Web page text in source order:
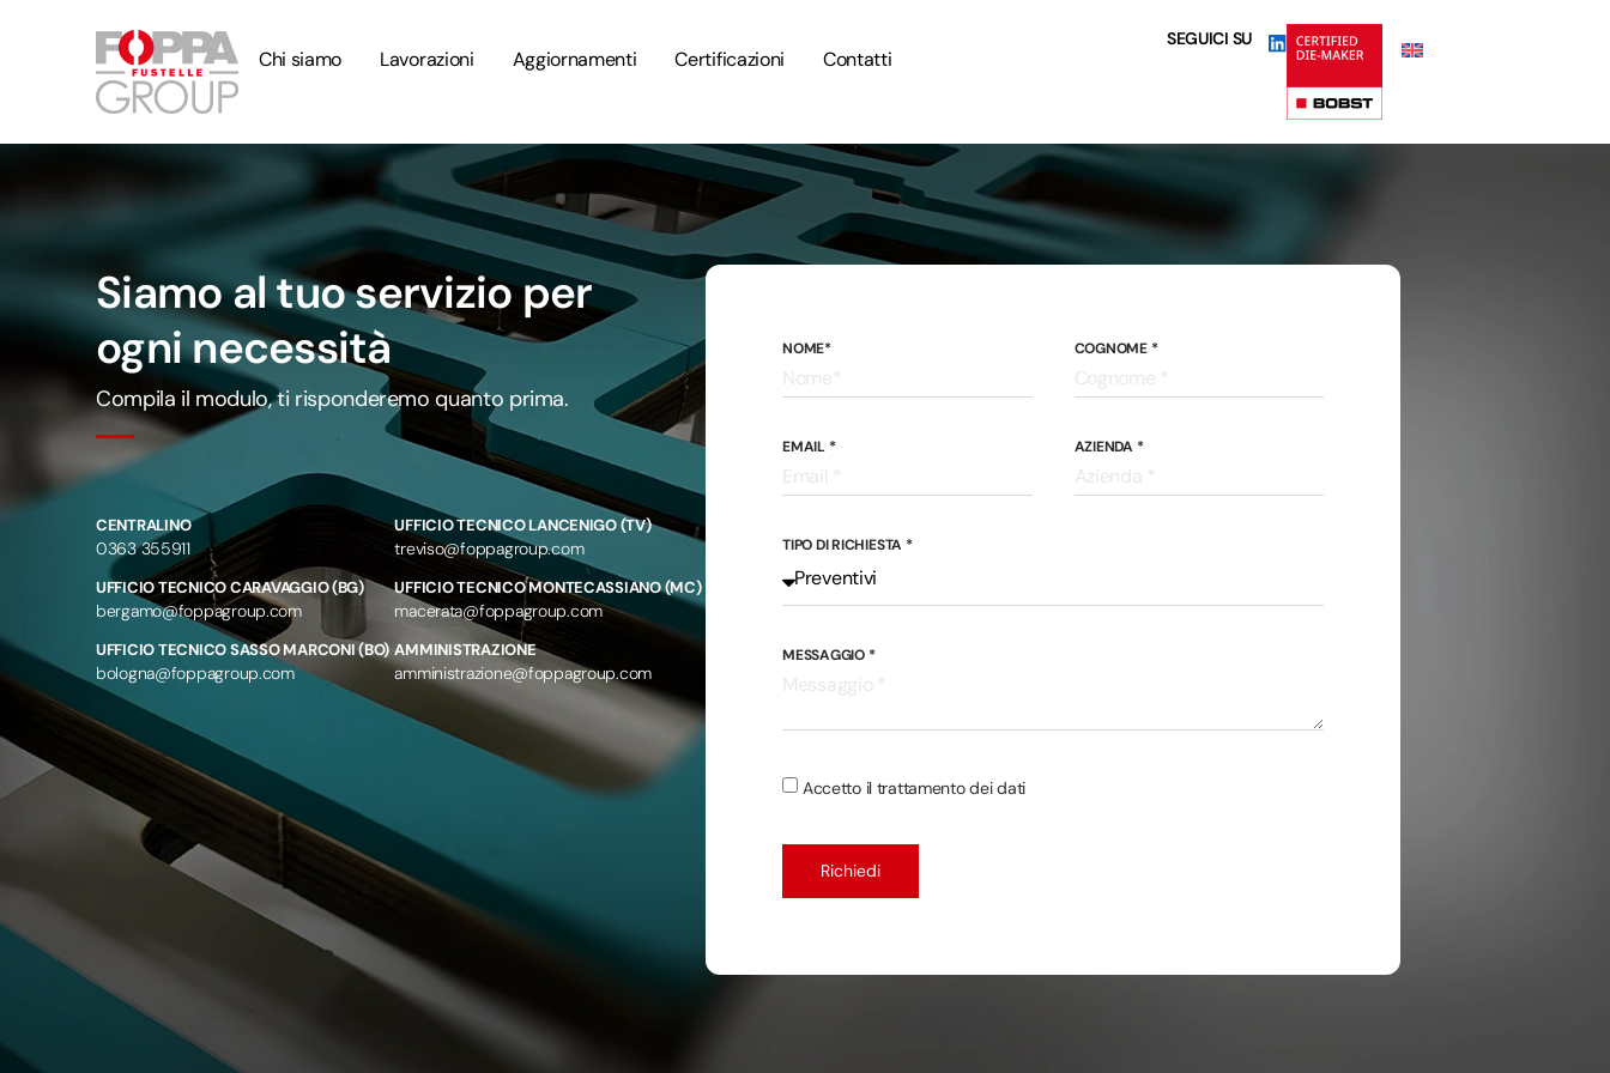
Chi siamo Lavorazioni Aggiornamenti Certificazioni Contatti
SEGUICI SU
Siamo al tuo servizio per
ogni necessità
Compila il modulo, ti risponderemo quanto prima.
CENTRALINO
0363 355911
UFFICIO TECNICO CARAVAGGIO (BG)
bergamo@foppagroup.com
UFFICIO TECNICO SASSO MARCONI (BO)
bologna@foppagroup.com
UFFICIO TECNICO LANCENIGO (TV)
treviso@foppagroup.com
UFFICIO TECNICO MONTECASSIANO (MC)
macerata@foppagroup.com
AMMINISTRAZIONE
amministrazione@foppagroup.com
NOME* COGNOME *
EMAIL * AZIENDA *
TIPO DI RICHIESTA *
MESSAGGIO *
Accetto il trattamento dei dati
Richiedi